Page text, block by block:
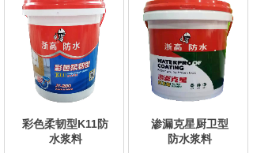
彩色柔韧型K11防
水浆料
渗漏克星厨卫型
防水浆料